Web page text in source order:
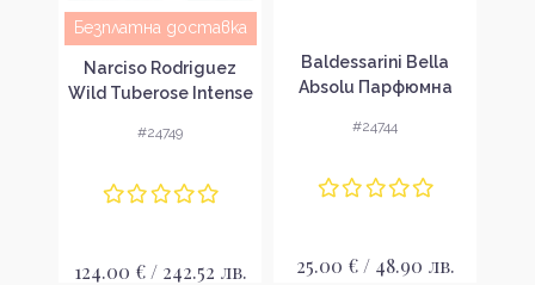
Безплатна доставка
Narciso Rodriguez
Wild Tuberose Intense
жени EDP
#24749
124.00 € / 242.52 лв.
Baldessarini Bella
Absolu Парфюмна
#24744
25.00 € / 48.90 лв.